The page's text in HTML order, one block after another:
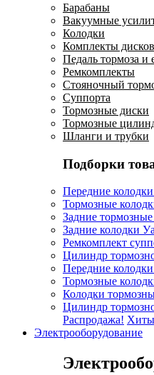
Барабаны
Вакуумные
Колодки
Комплекты
Педаль тормоза и
Ремкомплекты
Стояночный
Суппорта
Тормозные диски
Тормозные
Шланги и трубки
Подборки
Передние
Тормозные
Задние
Задние колодки
Ремкомплект
Цилиндр
Передние
Тормозные
Колодки
Цилиндр
Распродажа!
Электрооборудование